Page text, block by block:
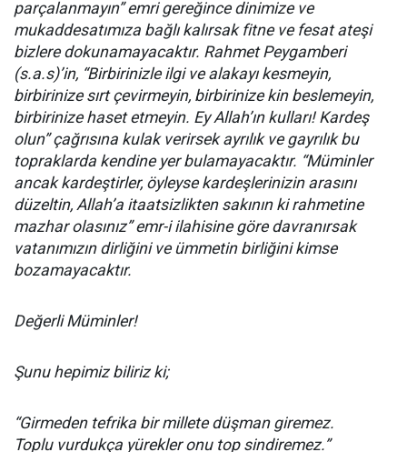
parçalanmayın” emri gereğince dinimize ve
mukaddesatımıza bağlı kalırsak fitne ve fesat ateşi
bizlere dokunamayacaktır. Rahmet Peygamberi
(s.a.s)’in, “Birbirinizle ilgi ve alakayı kesmeyin,
birbirinize sırt çevirmeyin, birbirinize kin beslemeyin,
birbirinize haset etmeyin. Ey Allah’ın kulları! Kardeş
olun” çağrısına kulak verirsek ayrılık ve gayrılık bu
topraklarda kendine yer bulamayacaktır. “Müminler
ancak kardeştirler, öyleyse kardeşlerinizin arasını
düzeltin, Allah’a itaatsizlikten sakının ki rahmetine
mazhar olasınız” emr-i ilahisine göre davranırsak
vatanımızın dirliğini ve ümmetin birliğini kimse
bozamayacaktır.
Değerli Müminler!
Şunu hepimiz biliriz ki;
“Girmeden tefrika bir millete düşman giremez.
Toplu vurdukça yürekler onu top sindiremez.”